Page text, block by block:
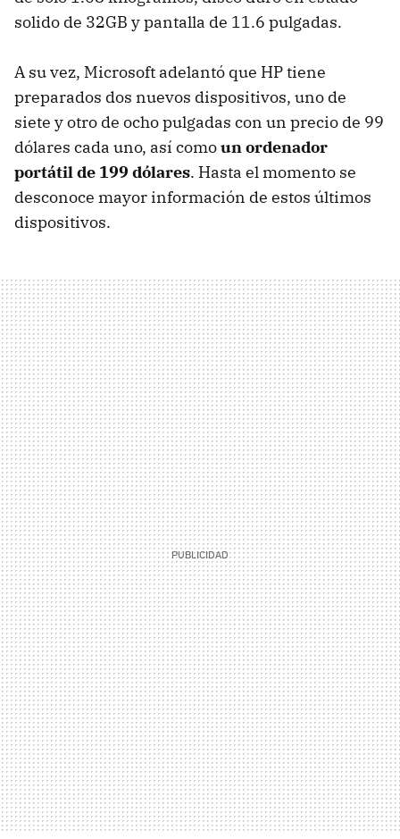
solido de 32GB y pantalla de 11.6 pulgadas.
A su vez, Microsoft adelantó que HP tiene
preparados dos nuevos dispositivos, uno de
siete y otro de ocho pulgadas con un precio de 99
dólares cada uno, así comoun ordenador
portátil de 199 dólares. Hasta el momento se
desconoce mayor información de estos últimos
dispositivos.